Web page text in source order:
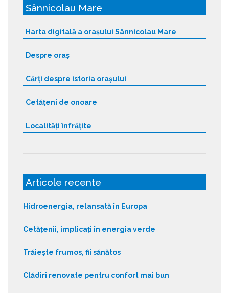
Sânnicolau Mare
Harta digitală a orașului Sânnicolau Mare
Despre oraș
Cărți despre istoria orașului
Cetățeni de onoare
Localități înfrățite
Articole recente
Hidroenergia, relansată în Europa
Cetățenii, implicați în energia verde
Trăiește frumos, fii sănătos
Clădiri renovate pentru confort mai bun